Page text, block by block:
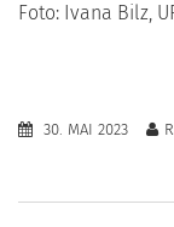
Foto: Ivana Bilz,
30. MAI 2023